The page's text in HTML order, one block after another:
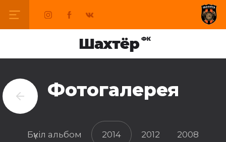
Фотогалерея
Бүкіл альбом 2014 2012 2008